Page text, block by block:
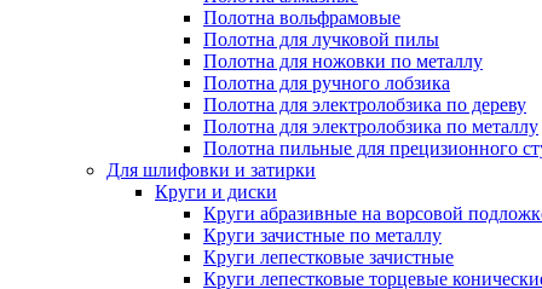
Полотна вольфрамовые
Полотна для лучковой пилы
Полотна для ножовки по металлу
Полотна для ручного лобзика
Полотна для электролобзика по дереву
Полотна для электролобзика по металлу
Полотна пильные для прецизионного
Для шлифовки и затирки
Круги и диски
Круги абразивные на ворсовой
Круги зачистные по металлу
Круги лепестковые зачистные
Круги лепестковые торцевые